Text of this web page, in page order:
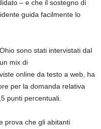
– e che il sostegno di
guida facilmente lo
sono stati intervistati dal
mix di
online da testo a web, ha
per la domanda relativa
punti percentuali.
prova che gli abitanti